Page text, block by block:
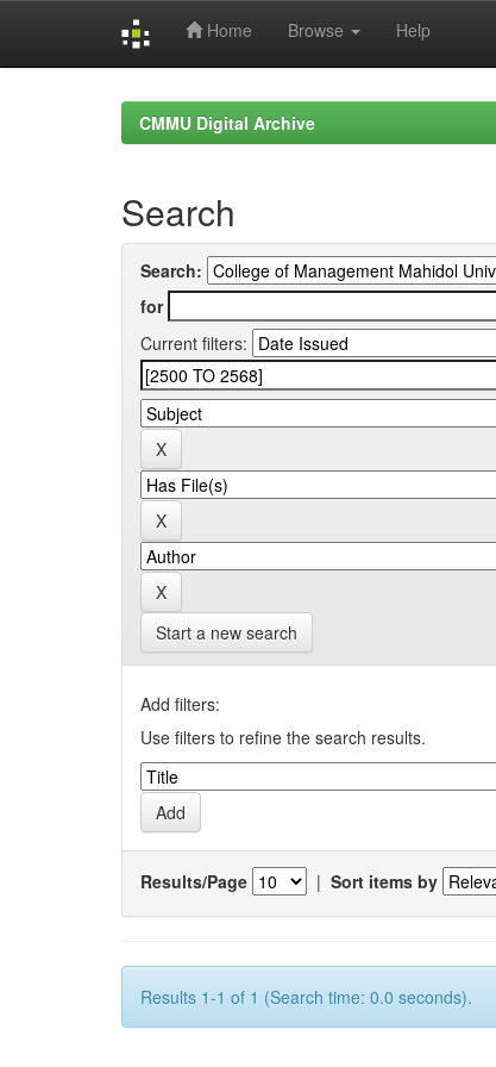
Home Browse Help
CMMU Digital Archive
Search
Search:
for
Current filters:
Start a new search
Add filters:
Use filters to refine the search results.
Results/Page | Sort items by
Results 1-1 of 1 (Search time: 0.0 seconds).